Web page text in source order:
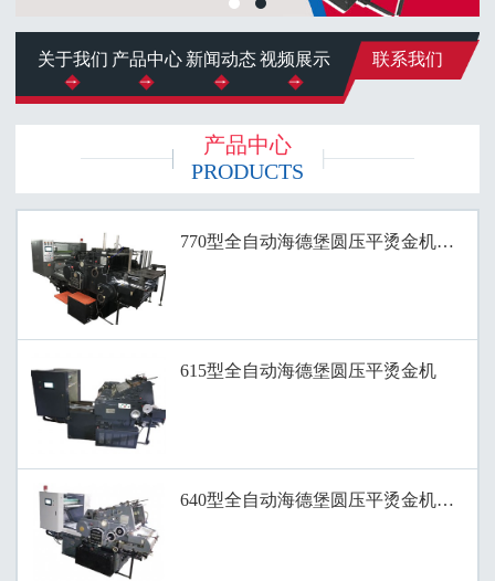
关于我们 产品中心 新闻动态视频展示 联系我们
产品中心
PRODUCTS
770型全自动海德堡圆压平烫金机、滚筒
615型全自动海德堡圆压平烫金机
640型全自动海德堡圆压平烫金机、全自